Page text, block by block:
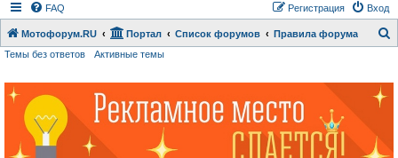
FAQ Вход
Регистрация
Мотофорум.RU Портал Список форумов Правила форума
Темы без ответов Активные темы